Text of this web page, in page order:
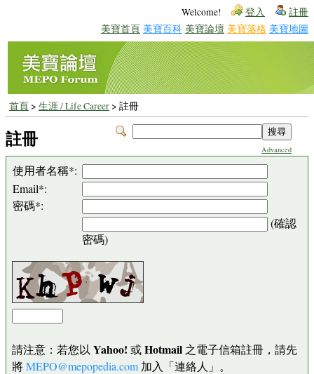
Welcome! 登入 註冊
美寶首頁 美寶百科 美寶論壇 美寶落格 美寶地圖
首頁> 生涯 / Life Career> 註冊
Advanced
註冊
使用者名稱*:
Email*:
密碼*:
(確認
密碼)
請注意：若您以 Yahoo! 或Hotmail 之電子信箱註冊，請先
將MEPO@mepopedia.com 加入「連絡人」。